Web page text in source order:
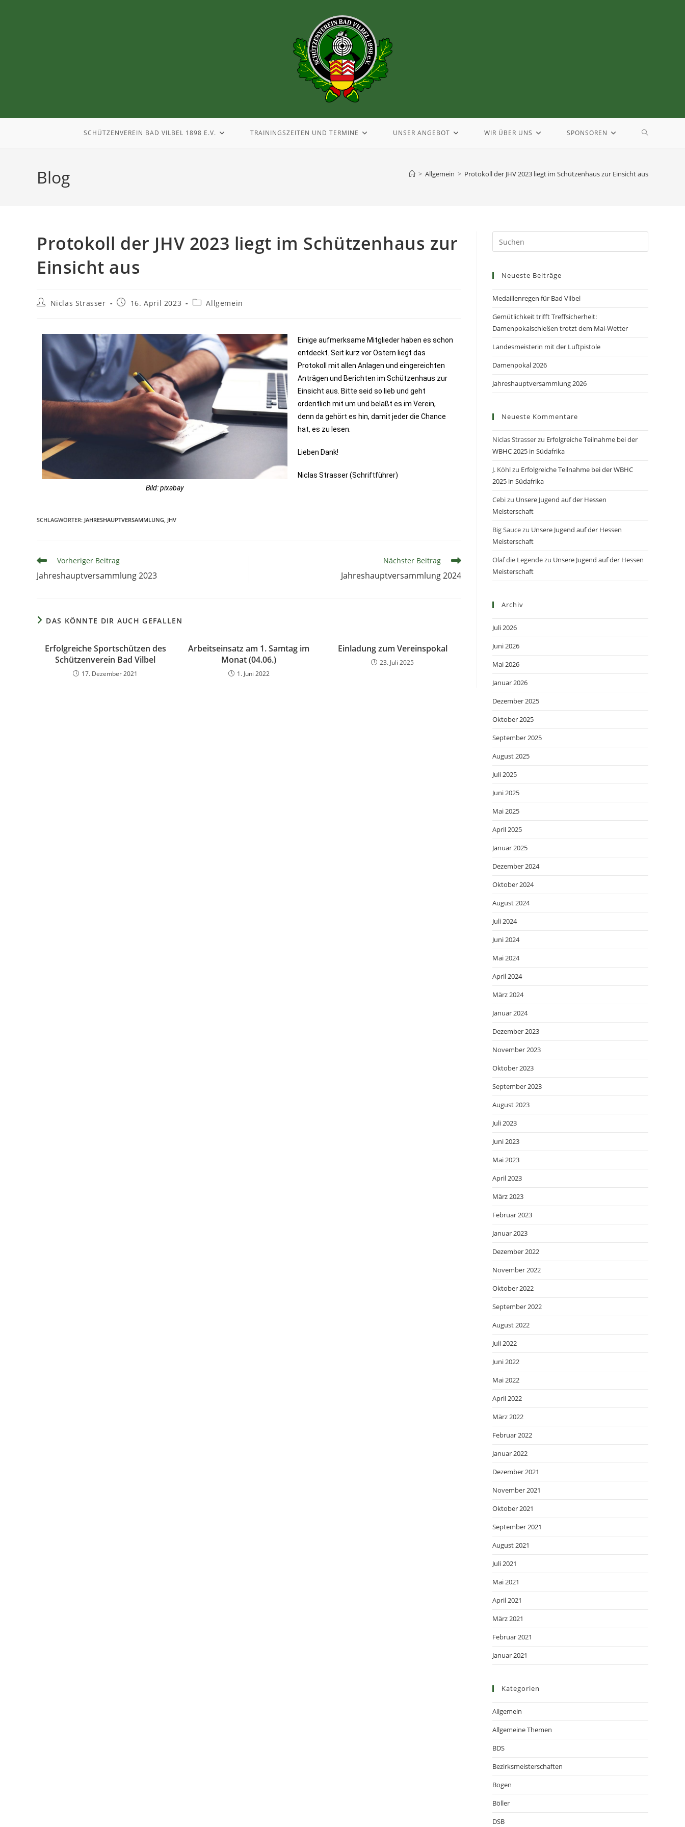
SCHÜTZENVEREIN BAD VILBEL 1898 E.V. TRAININGSZEITEN UND TERMINE UNSER ANGEBOT WIR ÜBER UNS SPONSOREN
Blog > Allgemein > Protokoll der JHV 2023 liegt im Schützenhaus zur Einsicht aus
Protokoll der JHV 2023 liegt im Schützenhaus zur
Einsicht aus
Niclas Strasser 16. April 2023 Allgemein
Bild: pixabay
Einige aufmerksame Mitglieder haben es schon
entdeckt. Seit kurz vor Ostern liegt das
Protokoll mit allen Anlagen und eingereichten
Anträgen und Berichten im Schützenhaus zur
Einsicht aus. Bitte seid so lieb und geht
ordentlich mit um und belaßt es im Verein,
denn da gehört es hin, damit jeder die Chance
hat, es zu lesen.
Lieben Dank!
Niclas Strasser (Schriftführer)
SCHLAGWÖRTER: JAHRESHAUPTVERSAMMLUNG, JHV
Vorheriger Beitrag
Jahreshauptversammlung 2023
Nächster Beitrag
Jahreshauptversammlung 2024
DAS KÖNNTE DIR AUCH GEFALLEN
Erfolgreiche Sportschützen des
Schützenverein Bad Vilbel
17. Dezember 2021
Arbeitseinsatz am 1. Samtag im
Monat (04.06.)
1. Juni 2022
Einladung zum Vereinspokal
23. Juli 2025
Neueste Beiträge
Medaillenregen für Bad Vilbel
Gemütlichkeit trifft Treffsicherheit:
Damenpokalschießen trotzt dem Mai-Wetter
Landesmeisterin mit der Luftpistole
Damenpokal 2026
Jahreshauptversammlung 2026
Neueste Kommentare
Niclas Strasserzu Erfolgreiche Teilnahme bei der
WBHC 2025 in Südafrika
J. Köhlzu Erfolgreiche Teilnahme bei der WBHC
2025 in Südafrika
Cebizu Unsere Jugend auf der Hessen
Meisterschaft
Big Saucezu Unsere Jugend auf der Hessen
Meisterschaft
Olaf die Legendezu Unsere Jugend auf der Hessen
Meisterschaft
Archiv
Juli 2026
Juni 2026
Mai 2026
Januar 2026
Dezember 2025
Oktober 2025
September 2025
August 2025
Juli 2025
Juni 2025
Mai 2025
April 2025
Januar 2025
Dezember 2024
Oktober 2024
August 2024
Juli 2024
Juni 2024
Mai 2024
April 2024
März 2024
Januar 2024
Dezember 2023
November 2023
Oktober 2023
September 2023
August 2023
Juli 2023
Juni 2023
Mai 2023
April 2023
März 2023
Februar 2023
Januar 2023
Dezember 2022
November 2022
Oktober 2022
September 2022
August 2022
Juli 2022
Juni 2022
Mai 2022
April 2022
März 2022
Februar 2022
Januar 2022
Dezember 2021
November 2021
Oktober 2021
September 2021
August 2021
Juli 2021
Mai 2021
April 2021
März 2021
Februar 2021
Januar 2021
Kategorien
Allgemein
Allgemeine Themen
BDS
Bezirksmeisterschaften
Bogen
Böller
DSB